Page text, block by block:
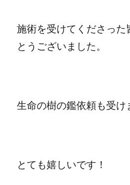
施術を受けてくださった
とうございました。
生命の樹の鑑依頼も受け
とても嬉しいです！